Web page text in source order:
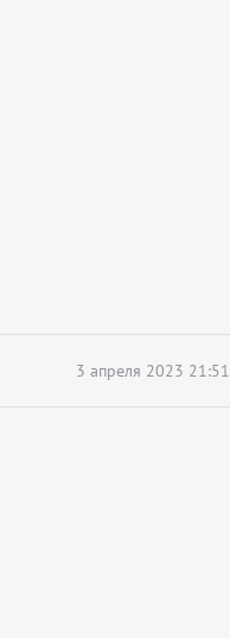
3 апреля 2023 21:51